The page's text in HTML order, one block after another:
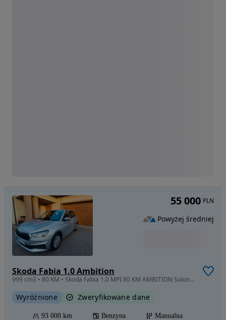
Skoda Fabia 1.0 Ambition
999 cm3 • 80 KM • Skoda Fabia 1.0 MPI 80 KM AMBITION Salon PL rI rej12.2023
Wyróżnione Zweryfikowane dane
93 000 km Benzyna
Manualna
55 000 PLN
Powyżej średniej